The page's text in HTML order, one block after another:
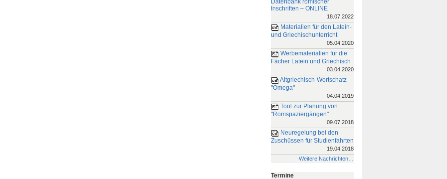
Datenbank römischer
Inschriften – ONLINE
18.07.2022
Materialien für den Latein-
und Griechischunterricht
05.04.2020
Werbematerialien für die
Fächer Latein und Griechisch
03.04.2020
Altgriechisch-Wortschatz
"Omega"
04.04.2019
Tool zur Planung von
"Romspaziergängen"
09.07.2018
Neuregelung bei den
Zuschüssen für Studienfahrten
19.04.2018
Weitere Nachrichten…
Termine